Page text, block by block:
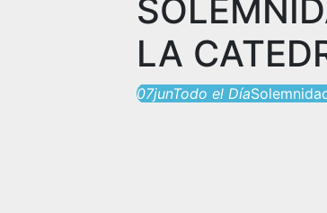
LA
07junTodo el Día